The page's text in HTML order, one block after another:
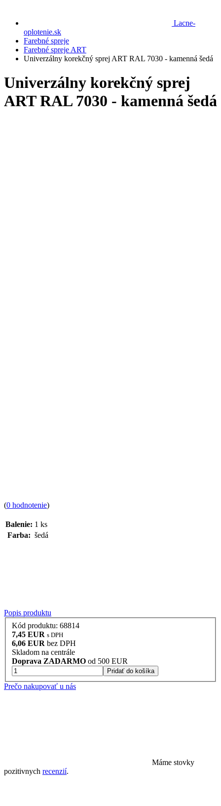
Lacne-
oplotenie.sk
Farebné spreje
Farebné spreje ART
Univerzálny korekčný sprej ART RAL 7030 - kamenná šedá
Univerzálny korekčný sprej
ART RAL 7030 - kamenná šedá
(0 hodnotenie)
Balenie: 1 ks
Farba: šedá
Popis produktu
Kód produktu: 68814
7,45 EUR s DPH
6,06 EUR bez DPH
Skladom na centrále
Doprava ZADARMO od 500 EUR
Pridať do košíka
Prečo nakupovať u nás
Máme stovky
pozitivnych recenzií.